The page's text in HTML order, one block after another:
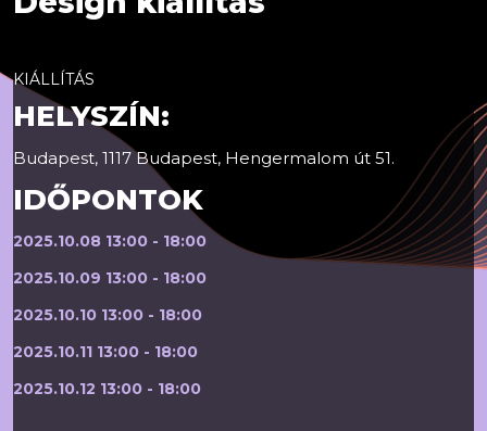
KIÁLLÍTÁS
HELYSZÍN:
Budapest, 1117 Budapest, Hengermalom út 51.
IDŐPONTOK
2025.10.08 13:00 - 18:00
2025.10.09 13:00 - 18:00
2025.10.10 13:00 - 18:00
2025.10.11 13:00 - 18:00
2025.10.12 13:00 - 18:00